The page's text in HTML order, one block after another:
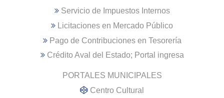
Servicio de Impuestos Internos
Licitaciones en Mercado Público
Pago de Contribuciones en Tesorería
Crédito Aval del Estado; Portal ingresa
PORTALES MUNICIPALES
Centro Cultural